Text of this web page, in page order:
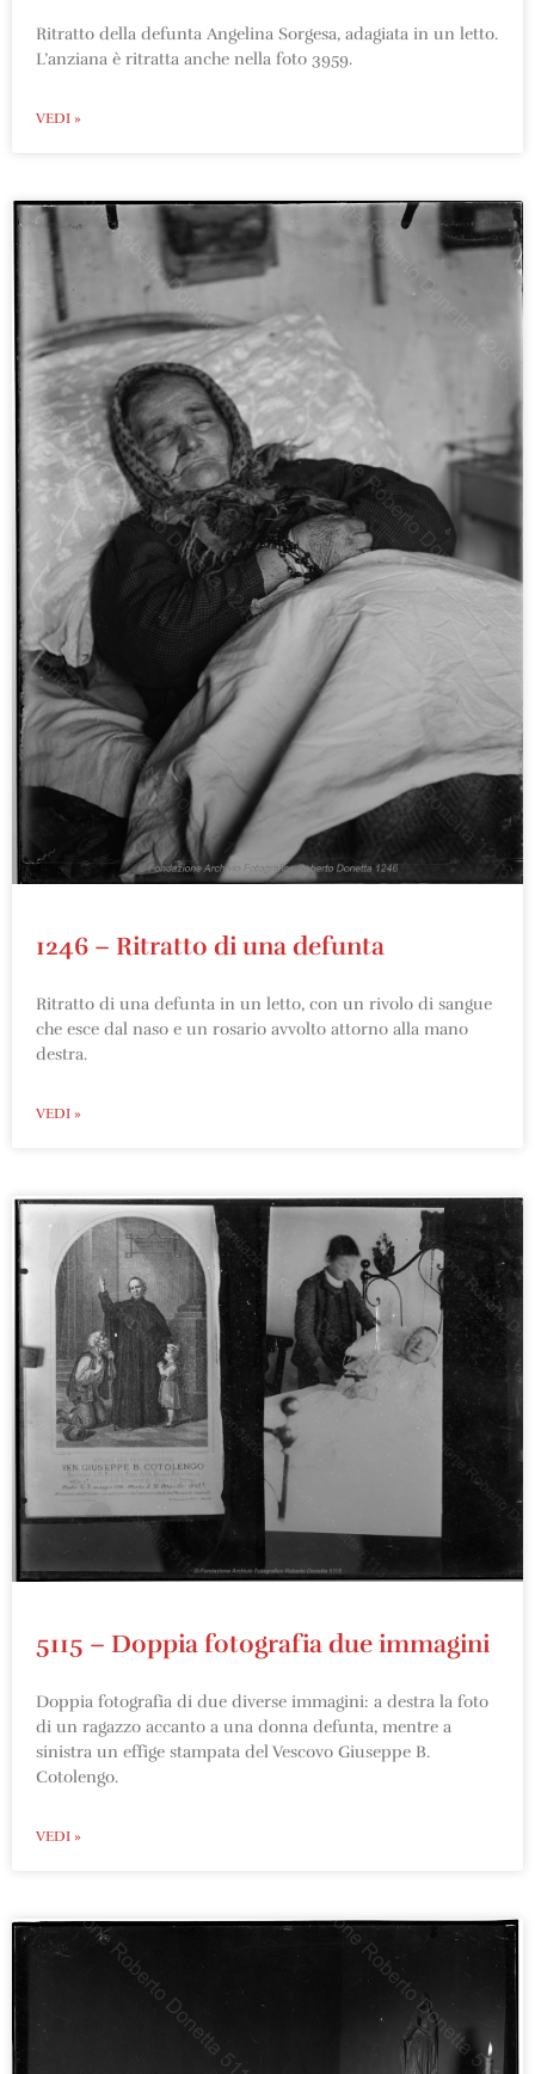
Ritratto della defunta Angelina Sorgesa, adagiata in un letto.
L’anziana è ritratta anche nella foto 3959.
VEDI »
1246 – Ritratto di una defunta
Ritratto di una defunta in un letto, con un rivolo di sangue
che esce dal naso e un rosario avvolto attorno alla mano
destra.
VEDI »
5115 – Doppia fotografia due immagini
Doppia fotografia di due diverse immagini: a destra la foto
di un ragazzo accanto a una donna defunta, mentre a
sinistra un effige stampata del Vescovo Giuseppe B.
Cotolengo.
VEDI »